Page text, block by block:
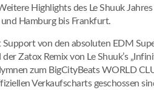
Highlights des Le Shuuk
Hamburg bis Frankfurt.
von den absoluten EDM
Zatox Remix von Le Shuuk’s
zum BigCityBeats WORLD
Verkaufscharts geschossen